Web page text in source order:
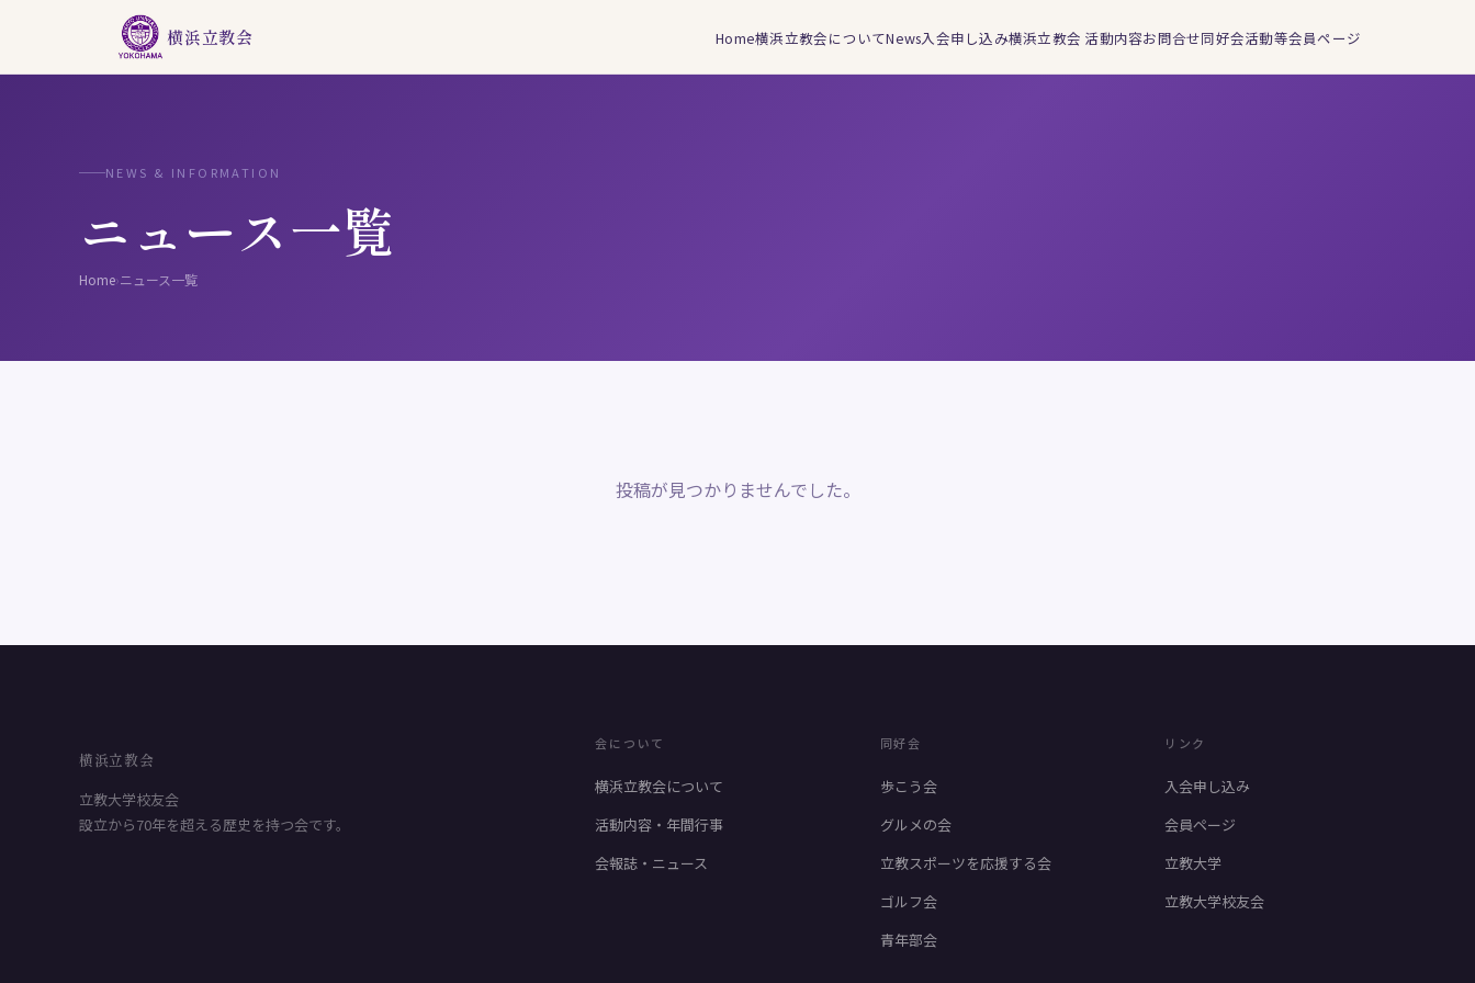
横浜立教会 Home横浜立教会についてNews入会申し込み横浜立教会 活動内容お問合せ同好会活動等会員ページ
NEWS & INFORMATION
ニュース一覧
Home›ニュース一覧
投稿が見つかりませんでした。
横浜立教会
立教大学校友会
設立から70年を超える歴史を持つ会です。
会について
横浜立教会について
活動内容・年間行事
会報誌・ニュース
同好会
歩こう会
グルメの会
立教スポーツを応援する会
ゴルフ会
青年部会
リンク
入会申し込み
会員ページ
立教大学
立教大学校友会